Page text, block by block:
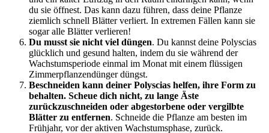
du sie öffnest. Das kann dazu führen, dass deine Pflanze
ziemlich schnell Blätter verliert. In extremen Fällen kann sie
sogar alle Blätter verlieren!
Du musst sie nicht viel düngen. Du kannst deine Polyscias
glücklich und gesund halten, indem du sie während der
Wachstumsperiode einmal im Monat mit einem flüssigen
Zimmerpflanzendünger düngst.
Beschneiden kann deiner Polyscias helfen, ihre Form zu
behalten. Scheue dich nicht, zu lange Äste
zurückzuschneiden oder abgestorbene oder vergilbte
Blätter zu entfernen. Schneide die Pflanze am besten im
Frühjahr, vor der aktiven Wachstumsphase, zurück.